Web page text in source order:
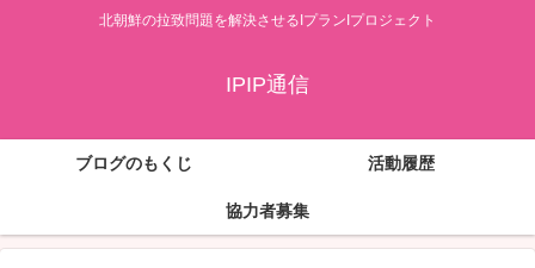
北朝鮮の拉致問題を解決させるIプランIプロジェクト
IPIP通信
ブログのもくじ 活動履歴
協力者募集